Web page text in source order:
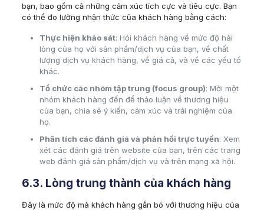
bạn, bao gồm cả những cảm xúc tích cực và tiêu cực. Bạn
có thể đo lường nhận thức của khách hàng bằng cách:
Thực hiện khảo sát: Hỏi khách hàng về mức độ hài
lòng của họ với sản phẩm/dịch vụ của bạn, về chất
lượng dịch vụ khách hàng, về giá cả, và về các yếu tố
khác.
Tổ chức các nhóm tập trung (focus group): Mời một
nhóm khách hàng đến để thảo luận về thương hiệu
của bạn, chia sẻ ý kiến, cảm xúc và trải nghiệm của
họ.
Phân tích các đánh giá và phản hồi trực tuyến: Xem
xét các đánh giá trên website của bạn, trên các trang
web đánh giá sản phẩm/dịch vụ và trên mạng xã hội.
6.3. Lòng trung thành của khách hàng
Đây là mức độ mà khách hàng gắn bó với thương hiệu của